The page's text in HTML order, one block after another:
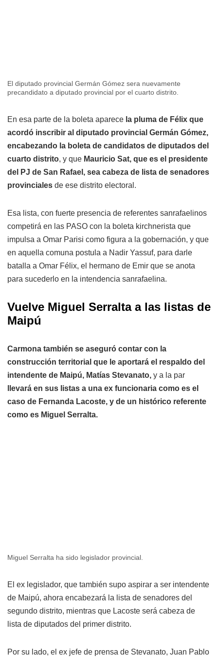
El diputado provincial Germán Gómez sera nuevamente
precandidato a diputado provincial por el cuarto distrito.
En esa parte de la boleta aparece la pluma de Félix que
acordó inscribir al diputado provincial Germán Gómez,
encabezando la boleta de candidatos de diputados del
cuarto distrito, y que Mauricio Sat, que es el presidente
del PJ de San Rafael, sea cabeza de lista de senadores
provinciales de ese distrito electoral.
Esa lista, con fuerte presencia de referentes sanrafaelinos
competirá en las PASO con la boleta kirchnerista que
impulsa a Omar Parisi como figura a la gobernación, y que
en aquella comuna postula a Nadir Yassuf, para darle
batalla a Omar Félix, el hermano de Emir que se anota
para sucederlo en la intendencia sanrafaelina.
Vuelve Miguel Serralta a las listas de
Maipú
Carmona también se aseguró contar con la
construcción territorial que le aportará el respaldo del
intendente de Maipú, Matías Stevanato, y a la par
llevará en sus listas a una ex funcionaria como es el
caso de Fernanda Lacoste, y de un histórico referente
como es Miguel Serralta.
Miguel Serralta ha sido legislador provincial.
El ex legislador, que también supo aspirar a ser intendente
de Maipú, ahora encabezará la lista de senadores del
segundo distrito, mientras que Lacoste será cabeza de
lista de diputados del primer distrito.
Por su lado, el ex jefe de prensa de Stevanato, Juan Pablo